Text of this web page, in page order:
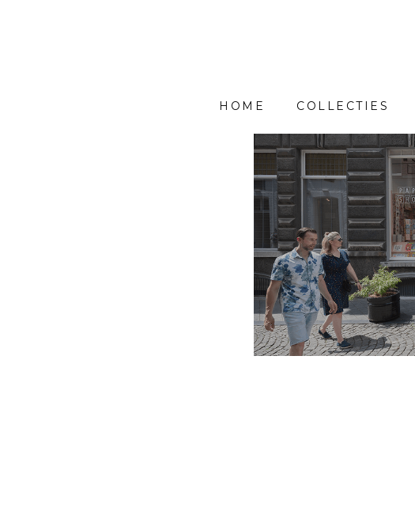
HOME COLLECTIES